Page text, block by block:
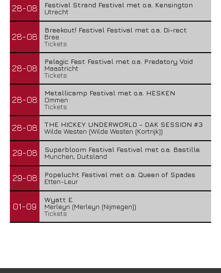
28-08
Festival Strand Festival met o.a. Kensington
Utrecht
28-08
Breekout! Festival Festival met o.a. Di-rect
Bree
Tickets
28-08
Pelagic Fest Festival met o.a. Predatory Void
Maastricht
Tickets
28-08
Metallicamp Festival met o.a. HESKEN
Ommen
Tickets
28-08
THE HICKEY UNDERWORLD - DAK SESSION #3
Wilde Westen (Wilde Westen (Kortrijk))
29-08
Superbloom Festival Festival met o.a. Bastille
Munchen, Duitsland
29-08
Popelucht Festival met o.a. Queen of Spades
Etten-Leur
01-09
Wyatt E.
Merleyn (Merleyn (Nijmegen))
Tickets